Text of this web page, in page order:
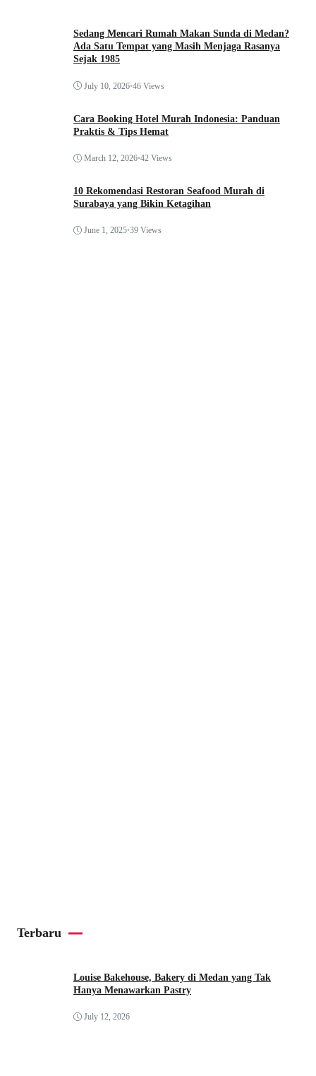
Sedang Mencari Rumah Makan Sunda di Medan?
Ada Satu Tempat yang Masih Menjaga Rasanya
Sejak 1985
July 10, 2026•46 Views
Cara Booking Hotel Murah Indonesia: Panduan
Praktis & Tips Hemat
March 12, 2026•42 Views
10 Rekomendasi Restoran Seafood Murah di
Surabaya yang Bikin Ketagihan
June 1, 2025•39 Views
Terbaru
Louise Bakehouse, Bakery di Medan yang Tak
Hanya Menawarkan Pastry
July 12, 2026